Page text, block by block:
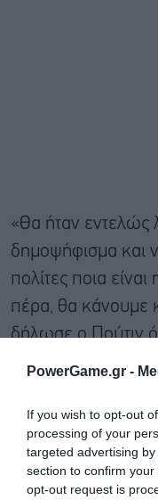
PowerGame.gr -
If you wish to opt-out
processing of your
targeted advertising
section to confirm
opt-out request is
«Θα ήταν εντελώς
δημοψήφισμα και
πολίτες ποια
πέρα, θα κάνουμε
δήλωσε ο Πούτιν
ευρωπαϊκές
Διαβάστε επίσης
Ρωσία:
Ημέρα της Νίκης,